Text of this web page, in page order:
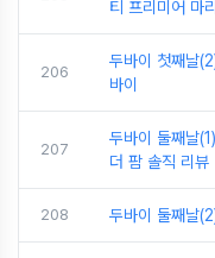
티 프리미어 마
206
두바이 첫째날
바이
207
두바이 둘째날
더 팜 솔직 리뷰
208 두바이 둘째날